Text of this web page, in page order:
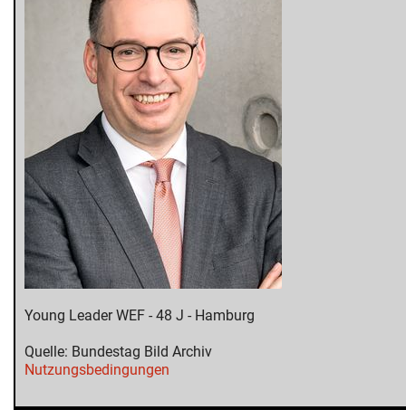
Young Leader WEF - 48 J - Hamburg
Quelle: Bundestag Bild Archiv
Nutzungsbedingungen